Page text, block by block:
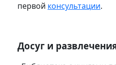
первой консультации.
Досуг и